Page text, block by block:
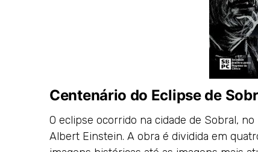
Centenário do Eclipse de
O eclipse ocorrido na cidade de Sobral,
Albert Einstein. A obra é dividida em